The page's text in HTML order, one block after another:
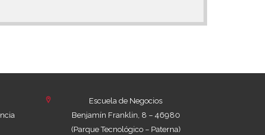
Escuela de Negocios
Benjamín Franklin, 8 – 46980
(Parque Tecnológico – Paterna)